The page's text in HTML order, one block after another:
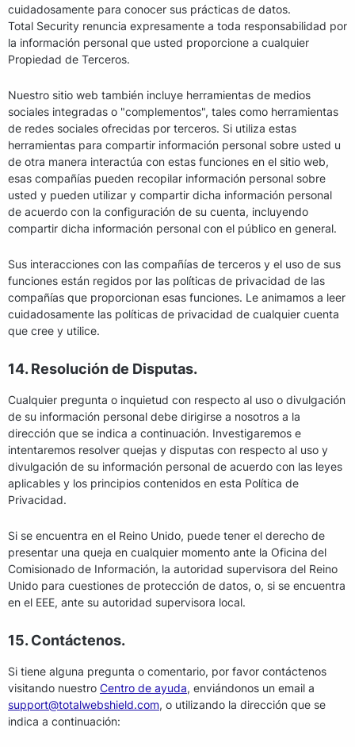
cuidadosamente para conocer sus prácticas de datos.
Total Security renuncia expresamente a toda responsabilidad por
la información personal que usted proporcione a cualquier
Propiedad de Terceros.
Nuestro sitio web también incluye herramientas de medios
sociales integradas o "complementos", tales como herramientas
de redes sociales ofrecidas por terceros. Si utiliza estas
herramientas para compartir información personal sobre usted u
de otra manera interactúa con estas funciones en el sitio web,
esas compañías pueden recopilar información personal sobre
usted y pueden utilizar y compartir dicha información personal
de acuerdo con la configuración de su cuenta, incluyendo
compartir dicha información personal con el público en general.
Sus interacciones con las compañías de terceros y el uso de sus
funciones están regidos por las políticas de privacidad de las
compañías que proporcionan esas funciones. Le animamos a leer
cuidadosamente las políticas de privacidad de cualquier cuenta
que cree y utilice.
14. Resolución de Disputas.
Cualquier pregunta o inquietud con respecto al uso o divulgación
de su información personal debe dirigirse a nosotros a la
dirección que se indica a continuación. Investigaremos e
intentaremos resolver quejas y disputas con respecto al uso y
divulgación de su información personal de acuerdo con las leyes
aplicables y los principios contenidos en esta Política de
Privacidad.
Si se encuentra en el Reino Unido, puede tener el derecho de
presentar una queja en cualquier momento ante la Oficina del
Comisionado de Información, la autoridad supervisora del Reino
Unido para cuestiones de protección de datos, o, si se encuentra
en el EEE, ante su autoridad supervisora local.
15. Contáctenos.
Si tiene alguna pregunta o comentario, por favor contáctenos
visitando nuestro Centro de ayuda, enviándonos un email a
support@totalwebshield.com, o utilizando la dirección que se
indica a continuación: